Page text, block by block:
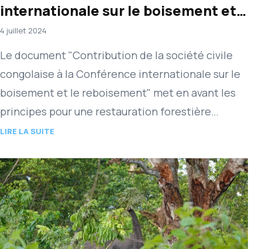
internationale sur le boisement et
le reboisement
4 juillet 2024
Le document "Contribution de la société civile
congolaise à la Conférence internationale sur le
boisement et le reboisement" met en avant les
principes pour une restauration forestière
fondée sur les droits. Il…
LIRE LA SUITE